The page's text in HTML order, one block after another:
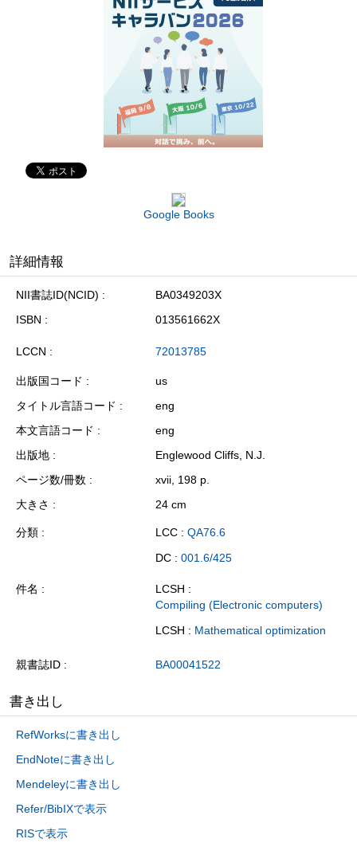
Google Books
詳細情報
NII書誌ID(NCID)
BA0349203X
ISBN
013561662X
LCCN 72013785
出版国コード
us
タイトル言語コード
eng
本文言語コード
eng
出版地
Englewood Cliffs, N.J.
ページ数/冊数
xvii, 198 p.
大きさ
24 cm
分類 LCC : QA76.6
DC : 001.6/425
件名
LCSH :
Compiling (Electronic computers)
LCSH : Mathematical optimization
親書誌ID BA00041522
書き出し
RefWorksに書き出し
EndNoteに書き出し
Mendeleyに書き出し
Refer/BibIXで表示
RISで表示